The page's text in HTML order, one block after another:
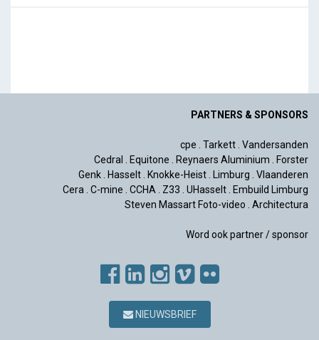
PARTNERS & SPONSORS
cpe Tarkett Vandersanden
Cedral
Equitone Reynaers Aluminium
Forster
Genk
Hasselt Knokke-Heist Limburg
Vlaanderen
Cera
C-mine CCHA Z33 UHasselt
Embuild Limburg
Steven Massart Foto-video
Architectura
Word ook partner / sponsor
NIEUWSBRIEF